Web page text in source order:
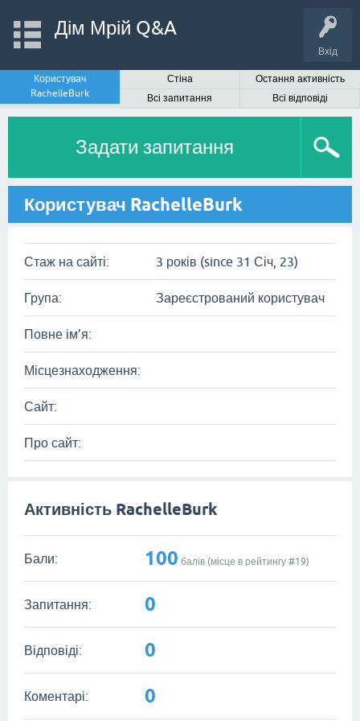
Вхід
Дім Мрій Q&A
Користувач
RachelleBurk
Стіна
Остання активність
Всі запитання
Всі відповіді
Задати запитання
Користувач RachelleBurk
Стаж на сайті: 3 років (since 31 Січ, 23)
Група: Зареєстрований користувач
Повне ім’я:
Місцезнаходження:
Сайт:
Про сайт:
Активність RachelleBurk
Бали: 100 балів (місце в рейтингу #19)
Запитання: 0
Відповіді: 0
Коментарі: 0